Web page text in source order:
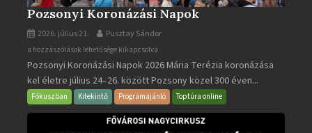
Pozsonyi Koronázási Napok
2026. július 21. Pusztay Sándor
Pozsonyi
Koronázási
Napok
bejegyzéshez
a hozzászólások lehetősége kikapcsolva
Pozsonyi Koronázási Napok 2026 Mária Terézia koronázása
kel életre július 24–26. között Pozsony közel 300 éven...
Fókuszban Kitekintő Programajánló Toptúra online